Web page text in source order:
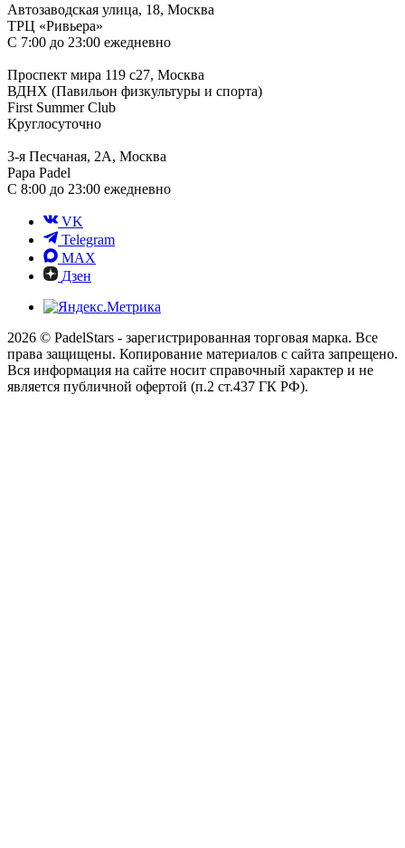
Автозаводская улица, 18, Москва
ТРЦ «Ривьера»
С 7:00 до 23:00 ежедневно
Проспект мира 119 с27, Москва
ВДНХ (Павильон физкультуры и спорта)
First Summer Club
Круглосуточно
3-я Песчаная, 2А, Москва
Papa Padel
С 8:00 до 23:00 ежедневно
VK
Telegram
MAX
Дзен
2026 © PadelStars - зарегистрированная торговая марка. Все
права защищены. Копирование материалов с сайта запрещено.
Вся информация на сайте носит справочный характер и не
является публичной офертой (п.2 ст.437 ГК РФ).